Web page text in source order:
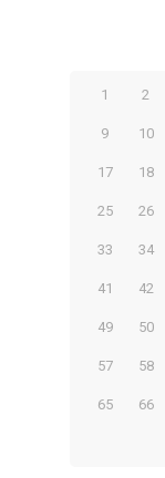
1 2
9 10
17 18
25 26
33 34
41 42
49 50
57 58
65 66